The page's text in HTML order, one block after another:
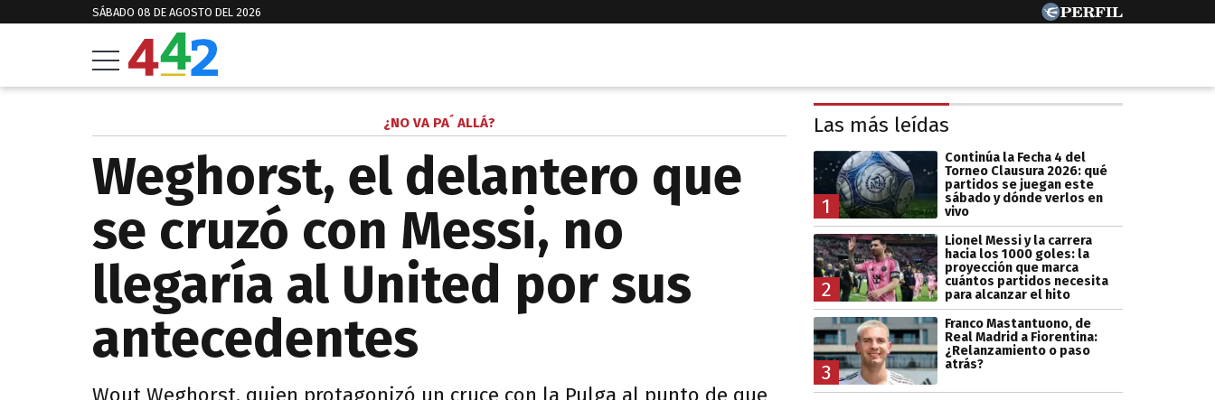
SÁBADO 08 DE AGOSTO DEL 2026
¿NO VA PA´ ALLÁ?
Weghorst, el delantero que
se cruzó con Messi, no
llegaría al United por sus
antecedentes
Wout Weghorst, quien protagonizó un cruce con la Pulga al punto de que
Las más leídas
1
Continúa la Fecha 4 del
Torneo Clausura 2026: qué
partidos se juegan este
sábado y dónde verlos en
vivo
2
Lionel Messi y la carrera
hacia los 1000 goles: la
proyección que marca
cuántos partidos necesita
para alcanzar el hito
3
Franco Mastantuono, de
Real Madrid a Fiorentina:
¿Relanzamiento o paso
atrás?